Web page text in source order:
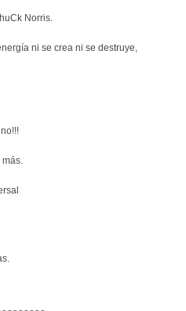
Norris.
ni se crea ni se destruye,
más.